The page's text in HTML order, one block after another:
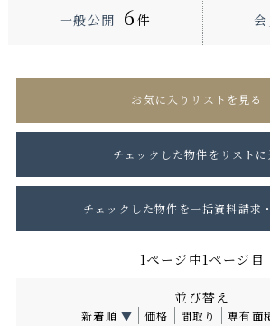
一般公開 6 件
お気に入りリストを見る
1ページ中1ページ目
並び替え
新着順 ▼ 価格 間取り 専有面